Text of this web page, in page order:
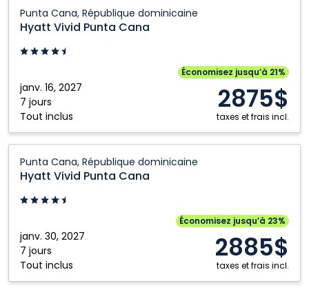
Punta Cana, République dominicaine
Hyatt Vivid Punta Cana
janv. 16, 2027
7 jours
Tout inclus
Économisez jusqu’à 21%
2875$
taxes et frais incl.
Vivid
Punta
Cana:
Cana,
République
dominicaine
Punta Cana, République dominicaine
Hyatt Vivid Punta Cana
janv. 30, 2027
7 jours
Tout inclus
Économisez jusqu’à 23%
2885$
taxes et frais incl.
Vivid
Punta
Cana:
Cana,
République
dominicaine